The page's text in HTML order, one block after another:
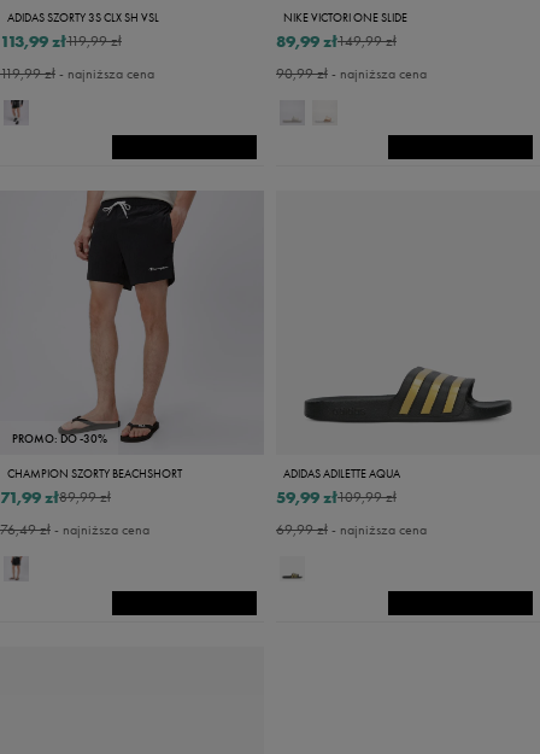
ADIDAS SZORTY 3S CLX SH VSL
119,99 zł
113,99 zł
119,99 zł- najniższa cena
NIKE VICTORI ONE SLIDE
149,99 zł
89,99 zł
90,99 zł- najniższa cena
PROMO: DO -30%
CHAMPION SZORTY BEACHSHORT
89,99 zł
71,99 zł
76,49 zł- najniższa cena
ADIDAS ADILETTE AQUA
109,99 zł
59,99 zł
69,99 zł- najniższa cena